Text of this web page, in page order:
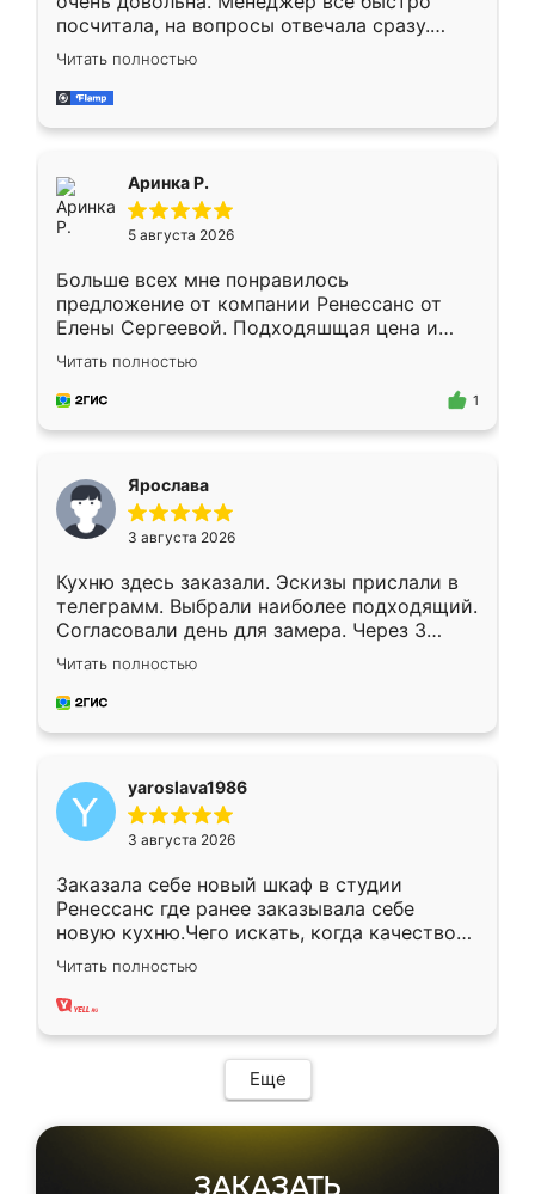
посчитала, на вопросы отвечала сразу.
Замерщик приехал в субботу, подошёл к
делу со всей ответственностью. Собрали
за день, ребята работали аккуратно, даже
Читать полностью
Аринка Р.
5 августа 2026
Больше всех мне понравилось
предложение от компании Ренессанс от
Елены Сергеевой. Подходяшщая цена и
короткие сроки изготовления. Приехавший
для замера сотрудник Владислав
предложил по моему эскизу самый
Читать полностью
1
Ярослава
3 августа 2026
Кухню здесь заказали. Эскизы прислали в
телеграмм. Выбрали наиболее подходящий.
Согласовали день для замера. Через 3
недели кухня была уже готова. Остались
довольны работой. Спасибо Ренессанс
мебель за качественную работу!
Читать полностью
yaroslava1986
3 августа 2026
Заказала себе новый шкаф в студии
Ренессанс где ранее заказывала себе
новую кухню.Чего искать, когда качеством
вполне довольна. Служит кухня уже почти
два года, нареканий нет.
Читать полностью
Еще
ЗАКАЗАТЬ